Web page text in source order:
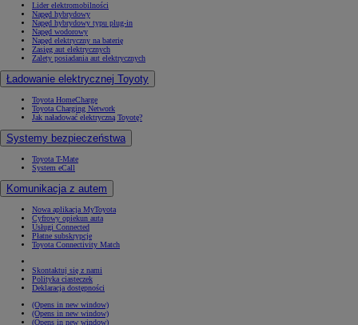
Lider elektromobilności
Napęd hybrydowy
Napęd hybrydowy typu plug-in
Napęd wodorowy
Napęd elektryczny na baterię
Zasięg aut elektrycznych
Zalety posiadania aut elektrycznych
Ładowanie elektrycznej Toyoty
Toyota HomeCharge
Toyota Charging Network
Jak naładować elektryczną Toyotę?
Systemy bezpieczeństwa
Toyota T-Mate
System eCall
Komunikacja z autem
Nowa aplikacja MyToyota
Cyfrowy opiekun auta
Usługi Connected
Płatne subskrypcje
Toyota Connectivity Match
Skontaktuj się z nami
Polityka ciasteczek
Deklaracja dostępności
(Opens in new window)
(Opens in new window)
(Opens in new window)